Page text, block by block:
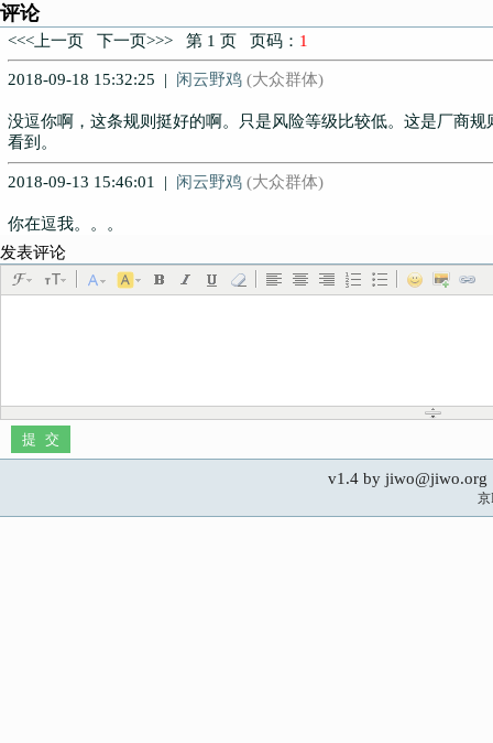
评论
<<<上一页 下一页>>> 第 1 页 页码： 1
2018-09-18 15:32:25 | 闲云野鸡 (大众群体)
没逗你啊，这条规则挺好的啊。只是风险等级比较低。这是厂商
看到。
2018-09-13 15:46:01 | 闲云野鸡 (大众群体)
你在逗我。。。
发表评论
v1.4 by
京